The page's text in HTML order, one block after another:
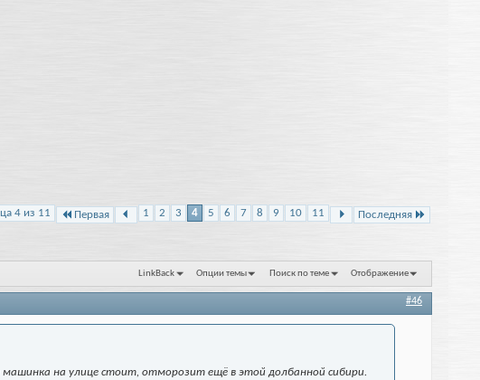
4 из 11 Первая 1 2 3 4 5 6 7 8 9 10 11 Последняя
LinkBack Опции темы Поиск по теме Отображение
#46
машинка на улице стоит, отморозит ещё в этой долбанной сибири.